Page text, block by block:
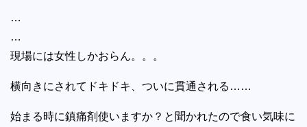
…
…
現場には女性しかおらん。。。
横向きにされてドキドキ、ついに貫通される……
始まる時に鎮痛剤使いますか？と聞かれたので食い気味に